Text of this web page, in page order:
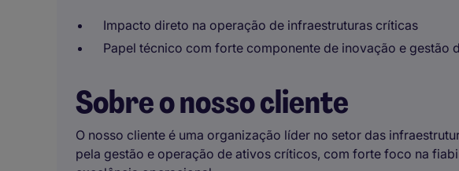
Impacto direto na operação de infraestruturas críticas
Papel técnico com forte componente de inovação e gestão
Sobre o nosso cliente
O nosso cliente é uma organização líder no setor das
pela gestão e operação de ativos críticos, com forte foco na